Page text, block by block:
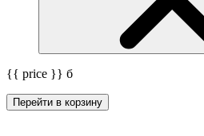
{{ price }} б
Перейти в корзину